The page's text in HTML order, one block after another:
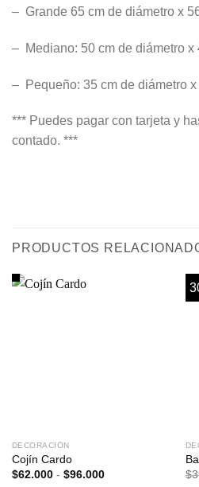
– Grande 65 cm de diámetro x
– Mediano: 50 cm de diámetro x
– Pequeño: 35 cm de diámetro x
*** Puedes pagar con tarjeta y
contado. ***
PRODUCTOS
DECORACIÓN
Cojín Cardo
$62.000 - $96.000Rango
$